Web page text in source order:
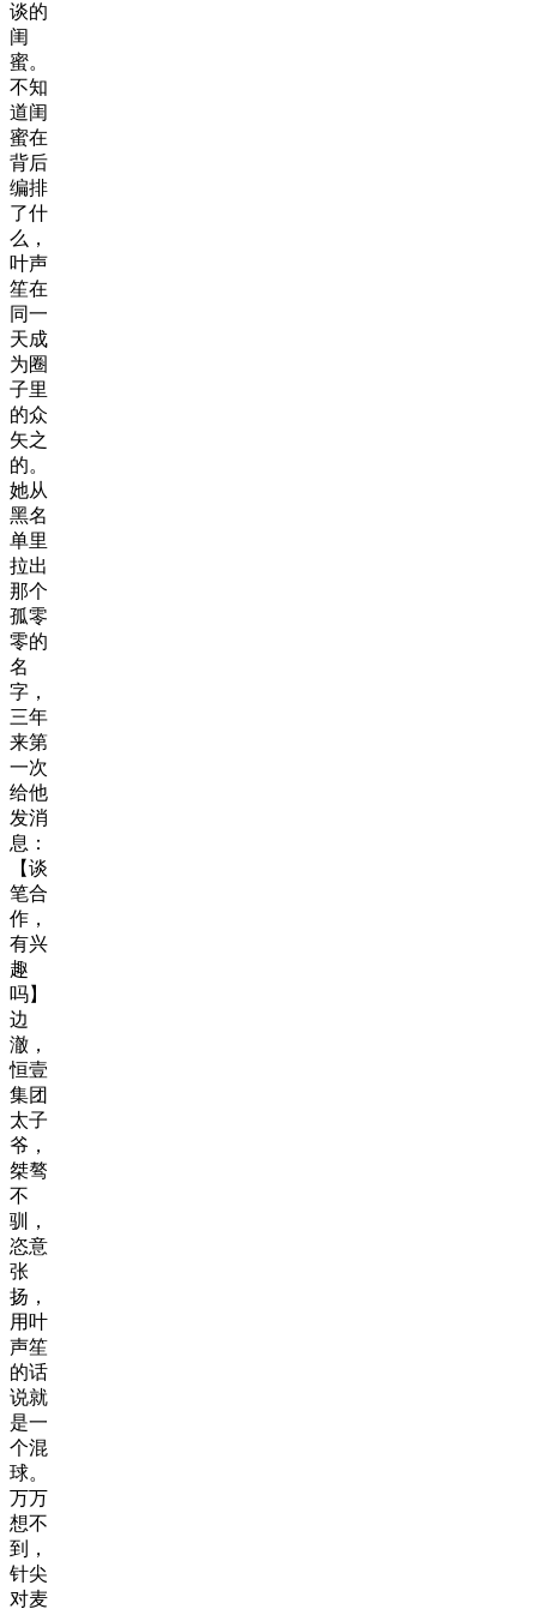
谈的
闺
蜜。
不知
道闺
蜜在
背后
编排
了什
么，
叶声
笙在
同一
天成
为圈
子里
的众
矢之
的。
她从
黑名
单里
拉出
那个
孤零
零的
名
字，
三年
来第
一次
给他
发消
息：
【谈
笔合
作，
有兴
趣
吗】
边
澈，
恒壹
集团
太子
爷，
桀骜
不
驯，
恣意
张
扬，
用叶
声笙
的话
说就
是一
个混
球。
万万
想不
到，
针尖
对麦